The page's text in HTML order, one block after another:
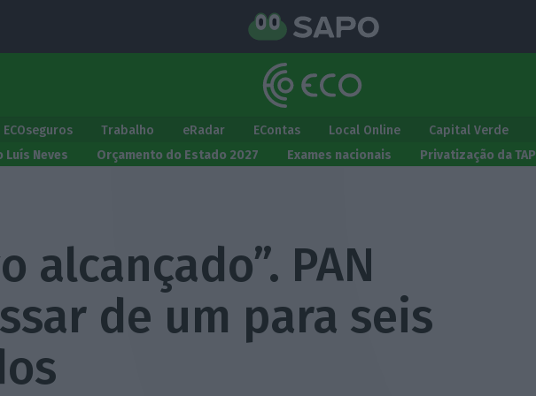
ECOseguros Trabalho eRadar EContas Local Online Capital Verde
Luís Neves
Orçamento do Estado 2027 Exames nacionais Privatização da TAP
alcançado”. PAN
de um para seis